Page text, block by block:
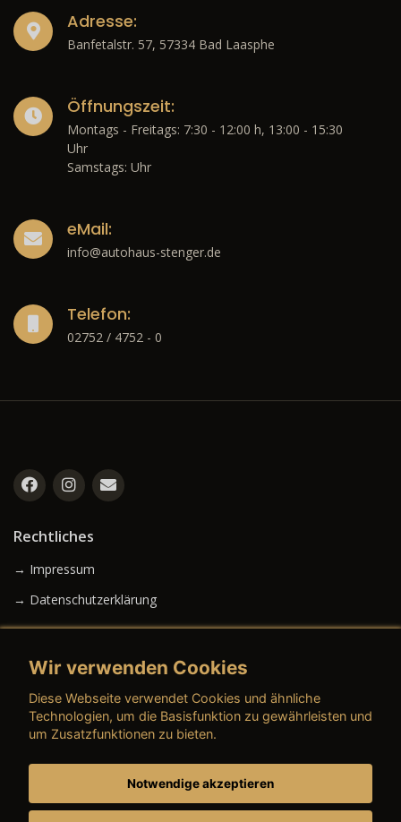
Adresse:
Banfetalstr. 57, 57334 Bad Laasphe
Öffnungszeit:
Montags - Freitags: 7:30 - 12:00 h, 13:00 - 15:30
Uhr
Samstags: Uhr
eMail:
info@autohaus-stenger.de
Telefon:
02752 / 4752 - 0
Rechtliches
→ Impressum
→ Datenschutzerklärung
→ AGB (Gebrauchtwagen)
→ AGB (Teile & Zubehör)
Wir verwenden Cookies
Diese Webseite verwendet Cookies und ähnliche
Technologien, um die Basisfunktion zu gewährleisten und
um Zusatzfunktionen zu bieten.
Notwendige akzeptieren